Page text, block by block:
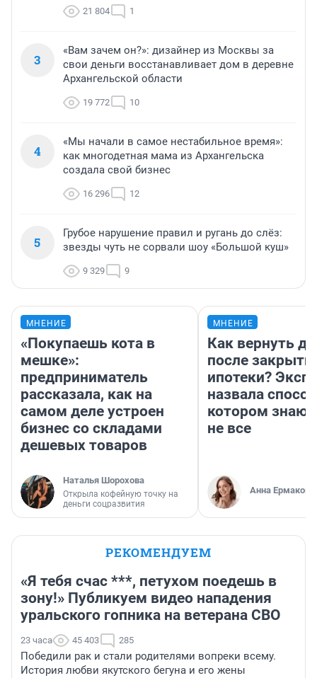
21 804 1
3
«Вам зачем он?»: дизайнер из Москвы за
свои деньги восстанавливает дом в деревне
Архангельской области
19 772 10
4
«Мы начали в самое нестабильное время»:
как многодетная мама из Архангельска
создала свой бизнес
16 296 12
5
Грубое нарушение правил и ругань до слёз:
звезды чуть не сорвали шоу «Большой куш»
9 329 9
МНЕНИЕ
«Покупаешь кота в
мешке»:
предприниматель
рассказала, как на
самом деле устроен
бизнес со складами
дешевых товаров
Наталья Шорохова
Открыла кофейную точку на
деньги соцразвития
МНЕНИЕ
Как вернуть
после
ипотеки?
назвала
котором
не все
Анна Ермакова
РЕКОМЕНДУЕМ
«Я тебя счас ***, петухом поедешь в
зону!» Публикуем видео нападения
уральского гопника на ветерана СВО
23 часа 45 403 285
Победили рак и стали родителями вопреки всему.
История любви якутского бегуна и его жены